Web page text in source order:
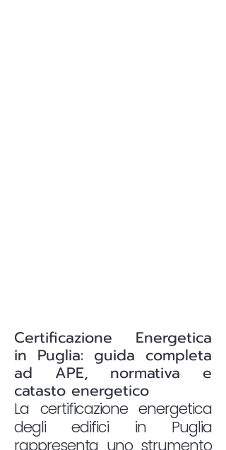
Certificazione Energetica
in Puglia: guida completa
ad APE, normativa e
catasto energetico
La certificazione energetica
degli edifici in Puglia
rappresenta uno strumento